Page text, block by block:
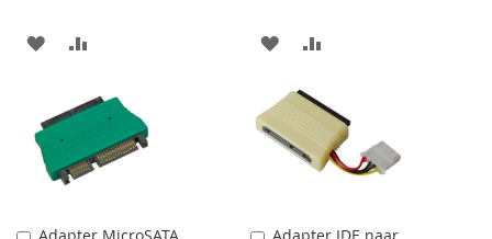
VOEG
AAN
VERLANGLIJST
VERGELIJKEN
VOEG
AAN
VERLANGLIJST
TE
VERGELIJKEN